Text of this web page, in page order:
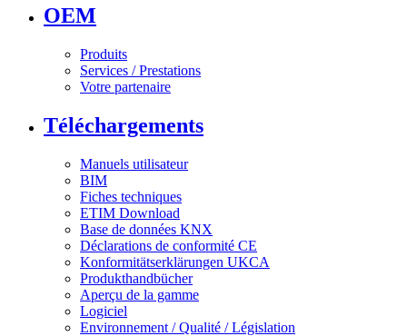
OEM
Produits
Services / Prestations
Votre partenaire
Téléchargements
Manuels utilisateur
BIM
Fiches techniques
ETIM Download
Base de données KNX
Déclarations de conformité CE
Konformitätserklärungen UKCA
Produkthandbücher
Aperçu de la gamme
Logiciel
Environnement / Qualité / Législation